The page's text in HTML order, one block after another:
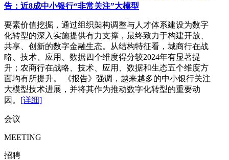
告：近8成中小银行“非常关注”大模型
要素价值挖掘，通过组织架构调整与人才体系建设为数字
化转型的深入实施提供有力支撑，最终致力于构建开放、
共享、创新的数字金融生态。从结构特征看，城商行在战
略、技术、应用、数据四个维度得分较2024年有显著提
升；农商行在战略、技术、应用、数据和生态五个维度方
面均有所提升。 《报告》强调，越来越多的中小银行关注
大模型技术进展，并将其作为推动数字化转型的重要动
因。 [详细]
会议
MEETING
招聘